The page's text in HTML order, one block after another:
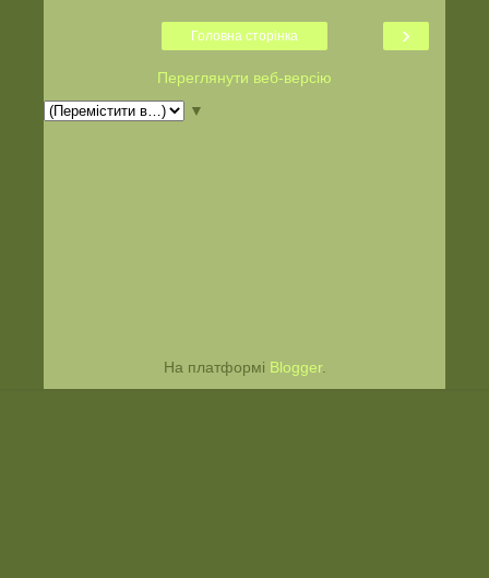
›
Головна сторінка
Переглянути веб-версію
▼
На платформі Blogger.